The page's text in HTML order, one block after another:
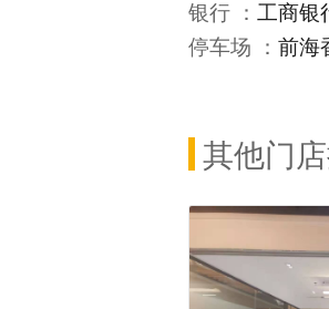
银行 ： 工商银
停车场 ： 前海
其他门